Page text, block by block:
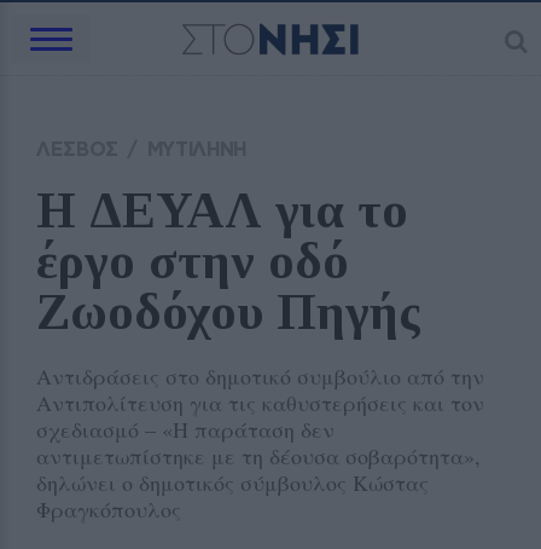
Η ΔΕΥΑΛ για το
έργο στην οδό
Ζωοδόχου Πηγής
Αντιδράσεις στο δημοτικό συμβούλιο από την
Αντιπολίτευση για τις καθυστερήσεις και τον
σχεδιασμό – «Η παράταση δεν
αντιμετωπίστηκε με τη δέουσα σοβαρότητα»,
δηλώνει ο δημοτικός σύμβουλος Κώστας
Φραγκόπουλος